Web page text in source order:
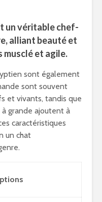
un véritable chef-
alliant beauté et
musclé et agile.
sont également
sont souvent
et vivants, tandis que
grande ajoutent à
caractéristiques
un chat